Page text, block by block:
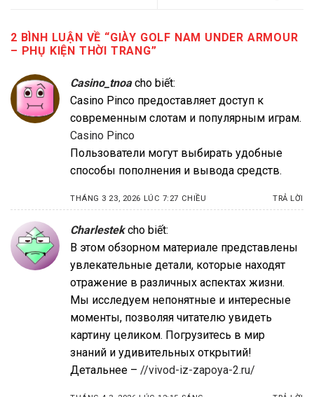
2 BÌNH LUẬN VỀ “GIÀY GOLF NAM UNDER ARMOUR
– PHỤ KIỆN THỜI TRANG”
Casino_tnoa cho biết:
Casino Pinco предоставляет доступ к
современным слотам и популярным играм.
Casino Pinco
Пользователи могут выбирать удобные
способы пополнения и вывода средств.
THÁNG 3 23, 2026 LÚC 7:27 CHIỀU TRẢ LỜI
Charlestek cho biết:
В этом обзорном материале представлены
увлекательные детали, которые находят
отражение в различных аспектах жизни.
Мы исследуем непонятные и интересные
моменты, позволяя читателю увидеть
картину целиком. Погрузитесь в мир
знаний и удивительных открытий!
Детальнее – //vivod-iz-zapoya-2.ru/